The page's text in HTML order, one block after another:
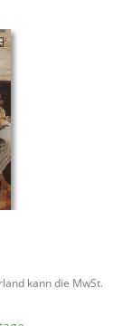
kann die MwSt.